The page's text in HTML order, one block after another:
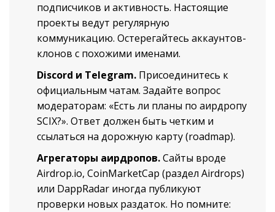
подписчиков и активность. Настоящие
проекты ведут регулярную
коммуникацию. Остерегайтесь аккаунтов-
клонов с похожими именами.
Discord и Telegram. Присоединитесь к
официальным чатам. Задайте вопрос
модераторам: «Есть ли планы по аирдропу
SCIX?». Ответ должен быть четким и
ссылаться на дорожную карту (roadmap).
Агрегаторы аирдропов.Сайты вроде
Airdrop.io, CoinMarketCap (раздел Airdrops)
или DappRadar иногда публикуют
проверки новых раздаток. Но помните: